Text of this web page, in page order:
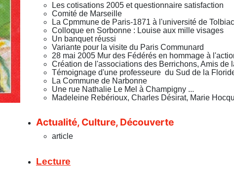
Les cotisations 2005 et questionnaire satisfaction
Comité de Marseille
La Cpmmune de Paris-1871 à l'université de
Colloque en Sorbonne : Louise aux mille visages
Un banquet réussi
Variante pour la visite du Paris Communard
28 mai 2005 Mur des Fédérés en hommage à
Création de l'associations des Berrichons, Amis de
Témoignage d'une professeure du Sud de la
La Commune de Narbonne
Une rue Nathalie Le Mel à Champigny ...
Madeleine Rebérioux, Charles Désirat, Marie
Actualité, Culture, Découverte
article
Lecture